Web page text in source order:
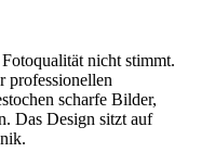
nicht stimmt.
professionellen
scharfe Bilder,
Das Design sitzt auf